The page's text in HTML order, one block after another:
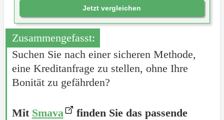
Jetzt vergleichen
Zusammengefasst:
Suchen Sie nach einer sicheren Methode,
eine Kreditanfrage zu stellen, ohne Ihre
Bonität zu gefährden?
Mit Smava
finden Sie das passende